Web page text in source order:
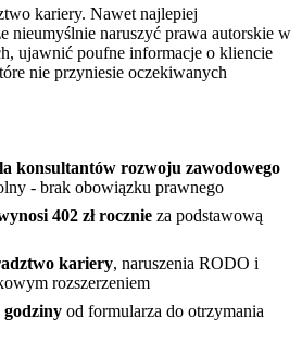
kariery. Nawet najlepiej
nieumyślnie naruszyć prawa autorskie w
ujawnić poufne informacje o kliencie
nie przyniesie oczekiwanych
konsultantów rozwoju zawodowego
- brak obowiązku prawnego
402 zł rocznie za podstawową
kariery, naruszenia RODO i
rozszerzeniem
godziny od formularza do otrzymania